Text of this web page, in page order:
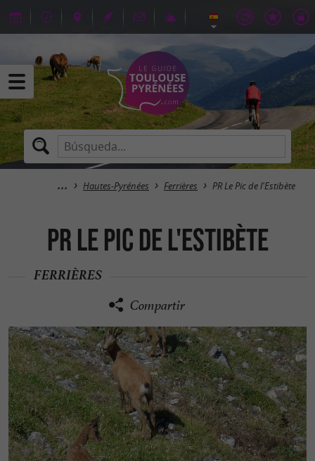
Hautes-Pyrénées Ferrières PR Le Pic de l'Estibète
PR Le Pic de l'Estibète
FERRIÈRES
Compartir